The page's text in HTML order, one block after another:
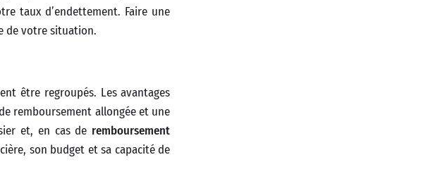
taux d’endettement. Faire une
de votre situation.
être regroupés. Les avantages
remboursement allongée et une
et, en cas de remboursement
son budget et sa capacité de